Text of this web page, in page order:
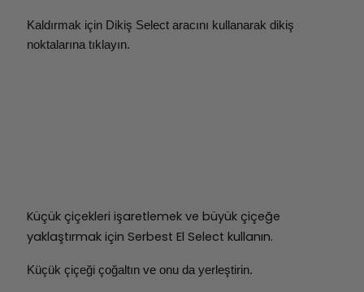
Kaldırmak için Dikiş Select aracını kullanarak dikiş
noktalarına tıklayın.
Küçük çiçekleri işaretlemek ve büyük çiçeğe
yaklaştırmak için Serbest El Select kullanın.
Küçük çiçeği çoğaltın ve onu da yerleştirin.